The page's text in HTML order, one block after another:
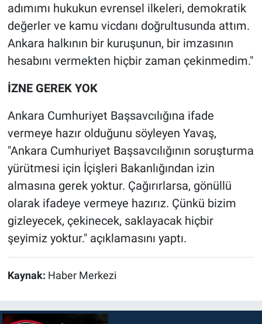
adımımı hukukun evrensel ilkeleri, demokratik
değerler ve kamu vicdanı doğrultusunda attım.
Ankara halkının bir kuruşunun, bir imzasının
hesabını vermekten hiçbir zaman çekinmedim."
İZNE GEREK YOK
Ankara Cumhuriyet Başsavcılığına ifade
vermeye hazır olduğunu söyleyen Yavaş,
"Ankara Cumhuriyet Başsavcılığının soruşturma
yürütmesi için İçişleri Bakanlığından izin
almasına gerek yoktur. Çağırırlarsa, gönüllü
olarak ifadeye vermeye hazırız. Çünkü bizim
gizleyecek, çekinecek, saklayacak hiçbir
şeyimiz yoktur." açıklamasını yaptı.
Kaynak: Haber Merkezi